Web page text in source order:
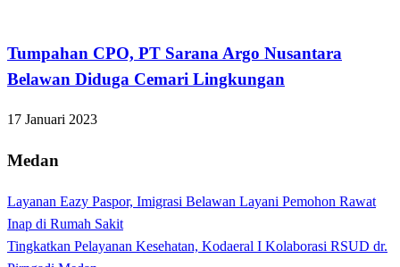
Tumpahan CPO, PT Sarana Argo Nusantara
Belawan Diduga Cemari Lingkungan
17 Januari 2023
Medan
Layanan Eazy Paspor, Imigrasi Belawan Layani Pemohon Rawat
Inap di Rumah Sakit
Tingkatkan Pelayanan Kesehatan, Kodaeral I Kolaborasi RSUD dr.